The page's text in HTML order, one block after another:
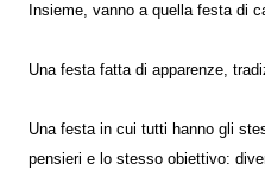
Insieme, vanno a quella festa di
Una festa fatta di apparenze,
Una festa in cui tutti hanno gli
pensieri e lo stesso obiettivo: